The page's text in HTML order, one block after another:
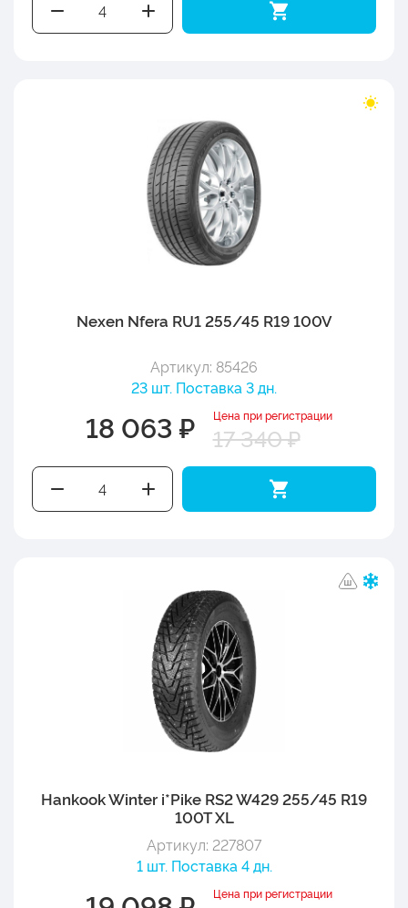
Nexen Nfera RU1 255/45 R19 100V
Артикул: 85426
23 шт. Поставка 3 дн.
18 063 ₽ Цена при регистрации
17 340 ₽
Hankook Winter i*Pike RS2 W429 255/45 R19
100T XL
Артикул: 227807
1 шт. Поставка 4 дн.
Цена при регистрации